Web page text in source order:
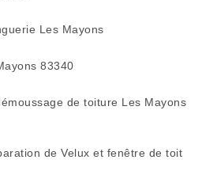
Les Mayons
83340
de toiture Les Mayons
de Velux et fenêtre de toit